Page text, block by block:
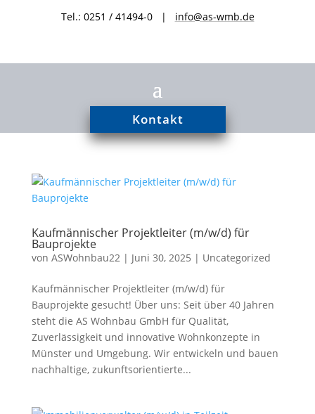
Tel.: 0251 / 41494-0 | info@as-wmb.de
Kontakt
Kaufmännischer Projektleiter (m/w/d) für
Bauprojekte
von ASWohnbau22| Juni 30, 2025 | Uncategorized
Kaufmännischer Projektleiter (m/w/d) für
Bauprojekte gesucht! Über uns: Seit über 40 Jahren
steht die AS Wohnbau GmbH für Qualität,
Zuverlässigkeit und innovative Wohnkonzepte in
Münster und Umgebung. Wir entwickeln und bauen
nachhaltige, zukunftsorientierte...